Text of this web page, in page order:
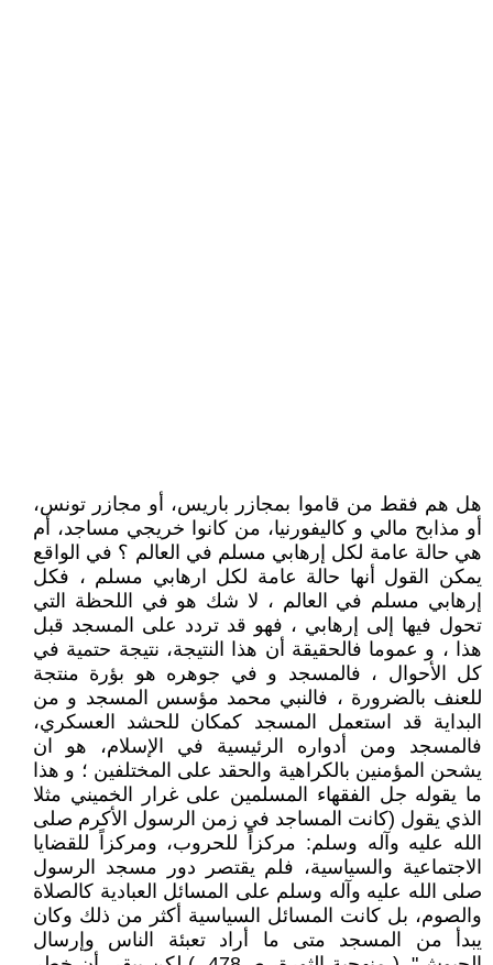
هل هم فقط من قاموا بمجازر باريس، أو مجازر تونس،
أو مذابح مالي و كاليفورنيا، من كانوا خريجي مساجد، أم
هي حالة عامة لكل إرهابي مسلم في العالم ؟ في الواقع
يمكن القول أنها حالة عامة لكل ارهابي مسلم ، فكل
إرهابي مسلم في العالم ، لا شك هو في اللحظة التي
تحول فيها إلى إرهابي ، فهو قد تردد على المسجد قبل
هذا ، و عموما فالحقيقة أن هذا النتيجة، نتيجة حتمية في
كل الأحوال ، فالمسجد و في جوهره هو بؤرة منتجة
للعنف بالضرورة ، فالنبي محمد مؤسس المسجد و من
البداية قد استعمل المسجد كمكان للحشد العسكري،
فالمسجد ومن أدواره الرئيسية في الإسلام، هو ان
يشحن المؤمنين بالكراهية والحقد على المختلفين ؛ و هذا
ما يقوله جل الفقهاء المسلمين على غرار الخميني مثلا
الذي يقول (كانت المساجد في زمن الرسول الأكرم صلى
الله عليه وآله وسلم: مركزاً للحروب، ومركزاً للقضايا
الاجتماعية والسياسية، فلم يقتصر دور مسجد الرسول
صلى الله عليه وآله وسلم على المسائل العبادية كالصلاة
والصوم، بل كانت المسائل السياسية أكثر من ذلك وكان
يبدأ من المسجد متى ما أراد تعبئة الناس وإرسال